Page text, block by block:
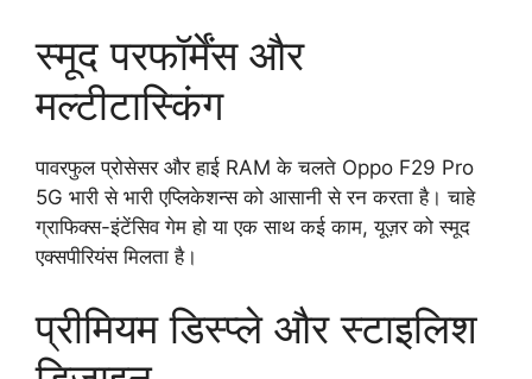
स्मूद परफॉर्मेंस और
मल्टीटास्किंग
पावरफुल प्रोसेसर और हाई RAM के चलते Oppo F29 Pro
5G भारी से भारी एप्लिकेशन्स को आसानी से रन करता है। चाहे
ग्राफिक्स-इंटेंसिव गेम हो या एक साथ कई काम, यूज़र को स्मूद
एक्सपीरियंस मिलता है।
प्रीमियम डिस्प्ले और स्टाइलिश